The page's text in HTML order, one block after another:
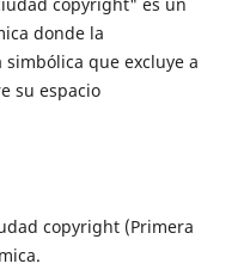
donde la
que excluye a
su espacio
copyright (Primera